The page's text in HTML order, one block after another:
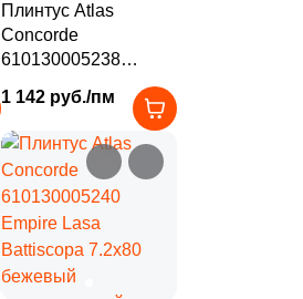
Плинтус Atlas
Concorde
610130005238
Empire Arabescato
Battiscopa 7.2x80
бежевый
полированный под
камень
1 142 руб./пм